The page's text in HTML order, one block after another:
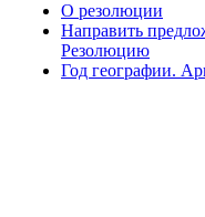
О резолюции
Направить
Резолюцию
Год географии.